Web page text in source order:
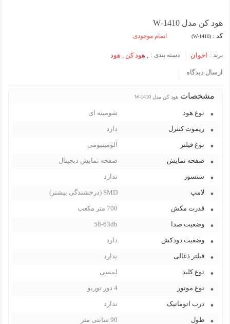
هود کن مدل 1410-W
کد : (1410-W) اتمام موجودی
برند : اخوان دسته بندی : , هود کن , هود
ارسال دیدگاه
مشخصات هود کن مدل 1410-W
نوع هود شومینه ای
ریموت کنترل دارد
نوع فیلتر آلومینیومی
صفحه نمایش صفحه نمایش دیجیتال
سنسور ندارد
لامپ SMD (درخشندگی بیشتر)
قدرت مکش 700 متر مکعب
وضعیت صدا 58-63db
وضعیت دودکش دارد
فیلتر ذغالی ندارد
نوع کلید لمسی
نوع موتور 4 دور توربو
درب اتوماتیک ندارد
طول 90 سانتی متر